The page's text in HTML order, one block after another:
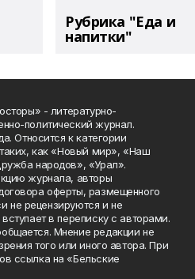
Рубрика "Еда и
напитки"
- литературно-
политический журнал.
Относится к категории
как «Новый мир», «Наш
народов», «Урал».
журнала, авторы
оферты, размещенного
не рецензируются и не
в переписку с авторами.
Мнение редакции не
того или иного автора. При
ссылка на «Бельские